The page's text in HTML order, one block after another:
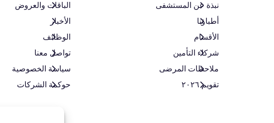
نبذة عن المستشفى
أطباؤنا
الأقسام
شركاء التأمين
ملاحظات المرضى
تقويم ٢٠٢٦
الباقات والعروض​
الأخبار
الوظائف
تواصل معنا
سياسة الخصوصية
حوكمة الشركات